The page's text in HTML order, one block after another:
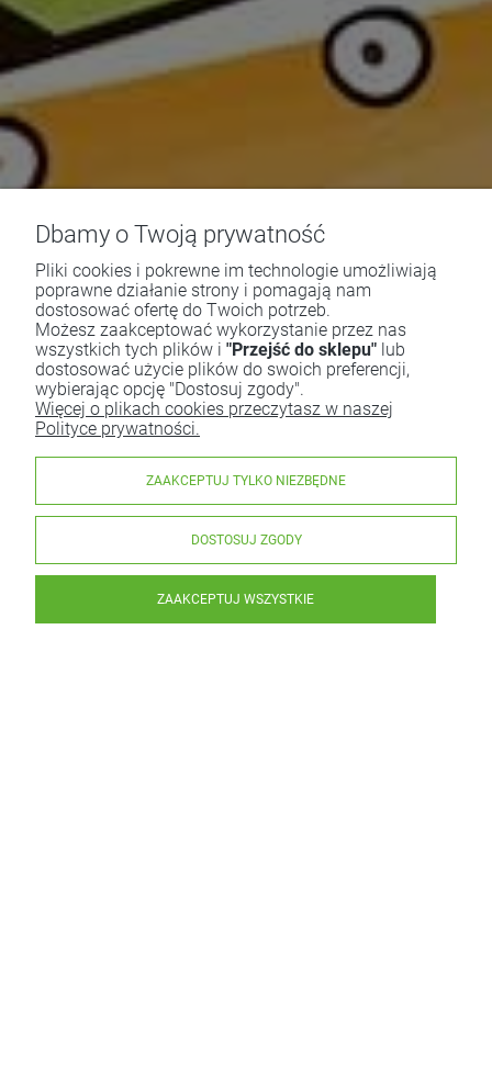
Dbamy o Twoją prywatność
Pliki cookies i pokrewne im technologie umożliwiają
poprawne działanie strony i pomagają nam
dostosować ofertę do Twoich potrzeb.
Możesz zaakceptować wykorzystanie przez nas
wszystkich tych plików i "Przejść do sklepu" lub
dostosować użycie plików do swoich preferencji,
wybierając opcję "Dostosuj zgody".
Więcej o plikach cookies przeczytasz w naszej
Polityce prywatności.
ZAAKCEPTUJ TYLKO NIEZBĘDNE
DOSTOSUJ ZGODY
ZAAKCEPTUJ WSZYSTKIE